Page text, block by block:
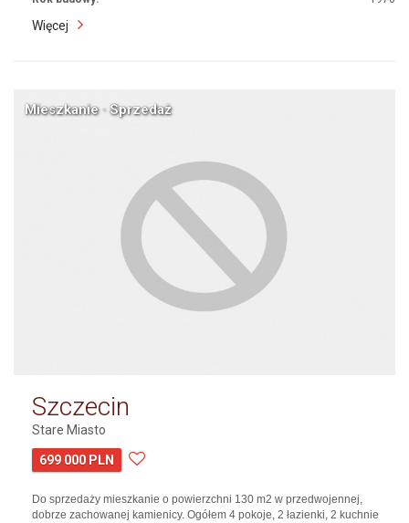
Więcej
Mieszkanie · Sprzedaż
Szczecin
Stare Miasto
699 000 PLN
Do sprzedaży mieszkanie o powierzchni 130 m2 w przedwojennej,
dobrze zachowanej kamienicy. Ogółem 4 pokoje, 2 łazienki, 2 kuchnie